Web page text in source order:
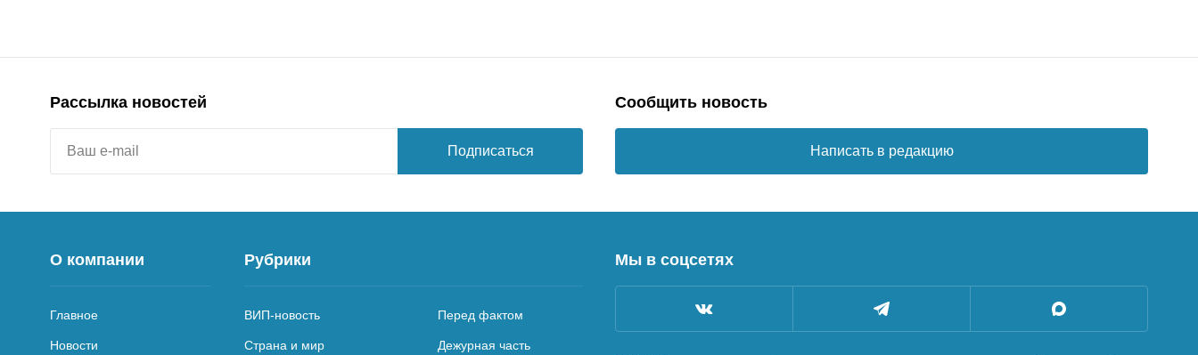
Рассылка новостей
Подписаться
Сообщить новость
Написать в редакцию
О компании
Главное
Новости
Рубрики
ВИП-новость Перед фактом
Страна и мир Дежурная часть
Мы в соцсетях